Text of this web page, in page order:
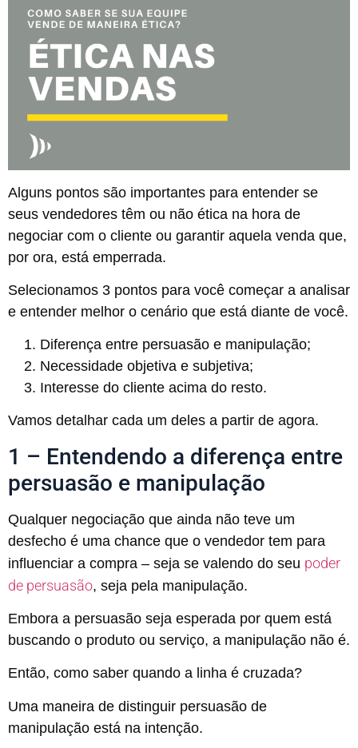
Alguns pontos são importantes para entender se
seus vendedores têm ou não ética na hora de
negociar com o cliente ou garantir aquela venda que,
por ora, está emperrada.
Selecionamos 3 pontos para você começar a analisar
e entender melhor o cenário que está diante de você.
Diferença entre persuasão e manipulação;
Necessidade objetiva e subjetiva;
Interesse do cliente acima do resto.
Vamos detalhar cada um deles a partir de agora.
1 – Entendendo a diferença entre
persuasão e manipulação
Qualquer negociação que ainda não teve um
desfecho é uma chance que o vendedor tem para
influenciar a compra – seja se valendo do seu poder
de persuasão, seja pela manipulação.
Embora a persuasão seja esperada por quem está
buscando o produto ou serviço, a manipulação não é.
Então, como saber quando a linha é cruzada?
Uma maneira de distinguir persuasão de
manipulação está na intenção.